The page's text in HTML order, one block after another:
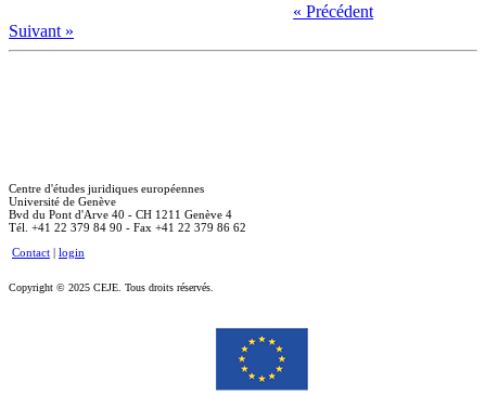
« Précédent
Suivant »
Centre d'études juridiques européennes
Université de Genève
Bvd du Pont d'Arve 40 - CH 1211 Genève 4
Tél. +41 22 379 84 90 - Fax +41 22 379 86 62
Contact
login
Copyright © 2025 CEJE. Tous droits réservés.